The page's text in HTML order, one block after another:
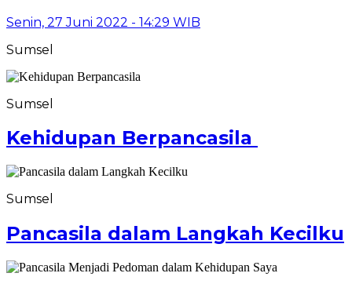
Senin, 27 Juni 2022 - 14:29 WIB
Sumsel
Sumsel
Kehidupan Berpancasila
Sumsel
Pancasila dalam Langkah Kecilku